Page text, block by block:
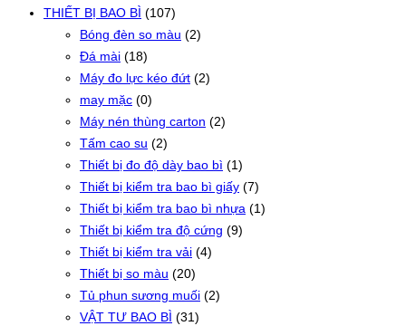
THIẾT BỊ BAO BÌ (107)
Bóng đèn so màu (2)
Đá mài (18)
Máy đo lực kéo đứt (2)
may mặc (0)
Máy nén thùng carton (2)
Tấm cao su (2)
Thiết bị đo độ dày bao bì (1)
Thiết bị kiểm tra bao bì giấy (7)
Thiết bị kiểm tra bao bì nhựa (1)
Thiết bị kiểm tra độ cứng (9)
Thiết bị kiểm tra vải (4)
Thiết bị so màu (20)
Tủ phun sương muối (2)
VẬT TƯ BAO BÌ (31)